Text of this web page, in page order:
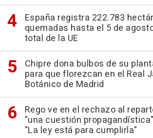
España registra 222.783
quemadas hasta el 5 de
total de la UE
Chipre dona bulbos de su
para que florezcan en el Real
Botánico de Madrid
Rego ve en el rechazo al
"una cuestión
"La ley está para cumplirla"